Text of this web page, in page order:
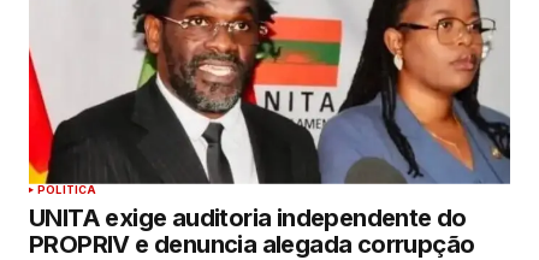
POLITICA
UNITA exige auditoria independente do
PROPRIV e denuncia alegada corrupção